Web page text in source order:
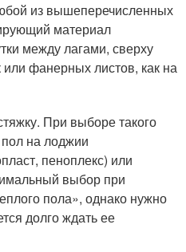
из вышеперечисленных
материал
между лагами, сверху
или фанерных листов, как на
При выборе такого
на лоджии
пеноплекс) или
выбор при
пола», однако нужно
долго ждать ее